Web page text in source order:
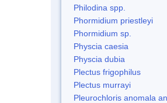
Philodina spp.
Phormidium priestleyi
Phormidium sp.
Physcia caesia
Physcia dubia
Plectus frigophilus
Plectus murrayi
Pleurochloris anomala